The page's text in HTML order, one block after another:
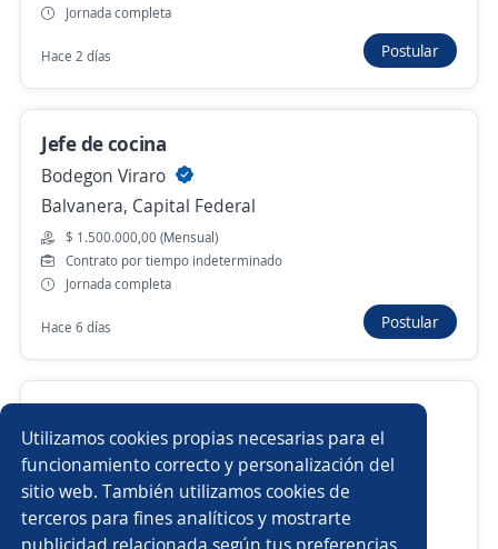
Utilizamos cookies propias necesarias para el
funcionamiento correcto y personalización del
sitio web. También utilizamos cookies de
terceros para fines analíticos y mostrarte
Jefe de Cocina
Consultora gastronómica madero
Hace 4 días
Jefe de Cocina de Producción
Resolve
31 de julio
Anterior Siguiente
Nuevas ofertas de empleo
Jornada completa
Hace 2 días Postular
Jefe de cocina
Bodegon Viraro
Balvanera, Capital Federal
$ 1.500.000,00 (Mensual)
Contrato por tiempo indeterminado
Jornada completa
Hace 6 días Postular
Importante empresa del sector
Palermo, Capital Federal
$ 1.200.000,00 (Mensual)
Contrato por tiempo indeterminado